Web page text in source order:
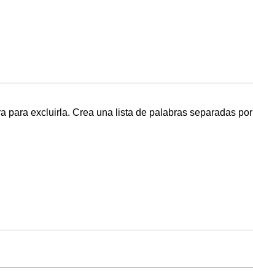
para excluirla. Crea una lista de palabras separadas por